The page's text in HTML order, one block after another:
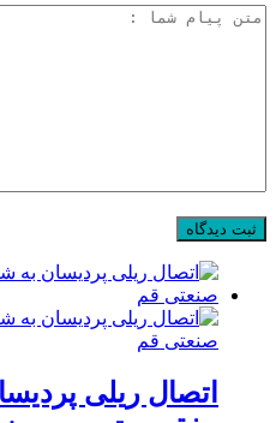
اتصال ریلی